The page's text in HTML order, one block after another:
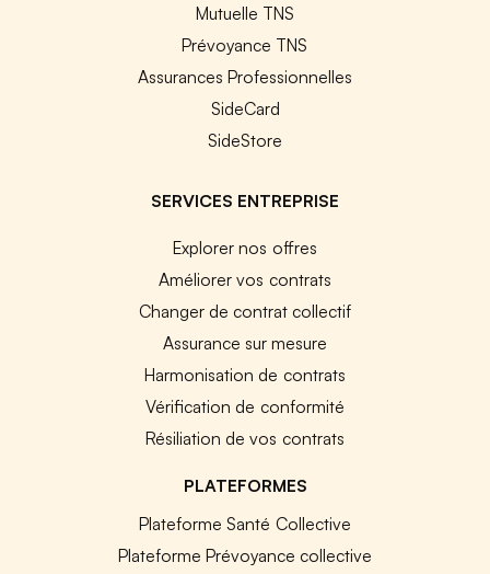
Mutuelle TNS
Prévoyance TNS
Assurances Professionnelles
SideCard
SideStore
SERVICES ENTREPRISE
Explorer nos offres
Améliorer vos contrats
Changer de contrat collectif
Assurance sur mesure
Harmonisation de contrats
Vérification de conformité
Résiliation de vos contrats
PLATEFORMES
Plateforme Santé Collective
Plateforme Prévoyance collective